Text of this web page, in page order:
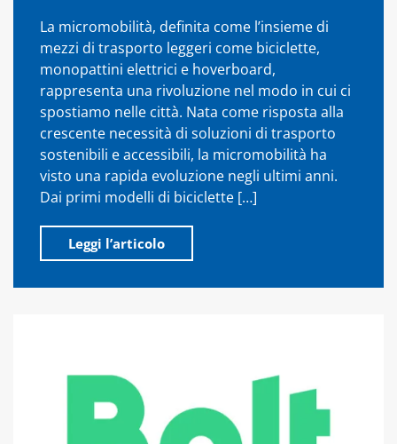
La micromobilità, definita come l’insieme di
mezzi di trasporto leggeri come biciclette,
monopattini elettrici e hoverboard,
rappresenta una rivoluzione nel modo in cui ci
spostiamo nelle città. Nata come risposta alla
crescente necessità di soluzioni di trasporto
sostenibili e accessibili, la micromobilità ha
visto una rapida evoluzione negli ultimi anni.
Dai primi modelli di biciclette […]
Leggi l’articolo